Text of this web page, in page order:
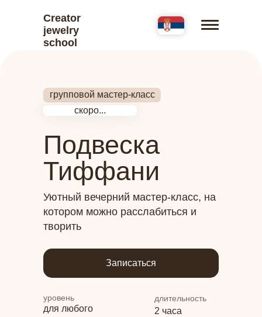
Creator
jewelry
school
Записаться
Подвеска
Тиффани
для любого
уровень
2 часа
длительность
Уютный вечерний мастер-класс, на
котором можно расслабиться и
творить
групповой мастер-класс
скоро...